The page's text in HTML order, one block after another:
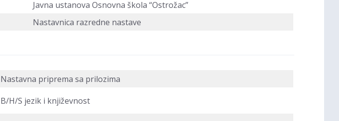
Javna ustanova Osnovna škola “Ostrožac”
Nastavnica razredne nastave
Nastavna priprema sa prilozima
B/H/S jezik i književnost